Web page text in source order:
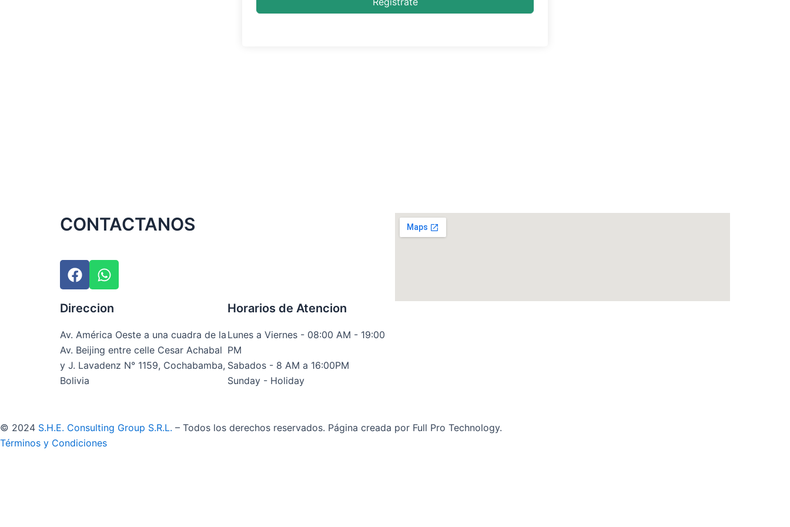
CONTACTANOS
F
a
e
o
o
k
W
h
t
a
p
p
Direccion
Av. América Oeste a una cuadra de la
Av. Beijing entre celle Cesar Achabal
y J. Lavadenz N° 1159, Cochabamba,
Bolivia
Horarios de Atencion
Lunes a Viernes - 08:00 AM - 19:00
PM
Sabados - 8 AM a 16:00PM
Sunday - Holiday
© 2024 S.H.E. Consulting Group S.R.L. – Todos los derechos reservados. Página creada por Full Pro Technology.
Términos y Condiciones